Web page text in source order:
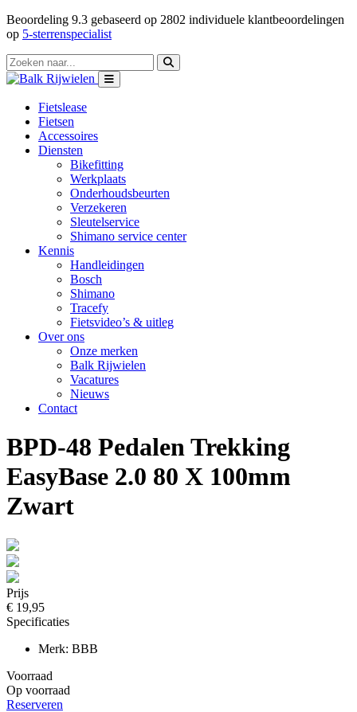
Beoordeling 9.3 gebaseerd op 2802 individuele klantbeoordelingen
op 5-sterrenspecialist
Fietslease
Fietsen
Accessoires
Diensten
Bikefitting
Werkplaats
Onderhoudsbeurten
Verzekeren
Sleutelservice
Shimano service center
Kennis
Handleidingen
Bosch
Shimano
Tracefy
Fietsvideo’s & uitleg
Over ons
Onze merken
Balk Rijwielen
Vacatures
Nieuws
Contact
BPD-48 Pedalen Trekking
EasyBase 2.0 80 X 100mm
Zwart
Prijs
€ 19,95
Specificaties
Merk: BBB
Voorraad
Op voorraad
Reserveren